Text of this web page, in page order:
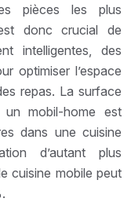
pièces les plus
donc crucial de
intelligentes, des
optimiser l’espace
repas. La surface
mobil-home est
dans une cuisine
d’autant plus
cuisine mobile peut